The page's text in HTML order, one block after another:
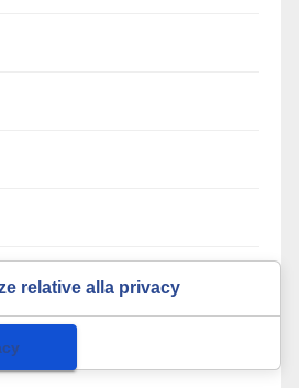
relative alla privacy